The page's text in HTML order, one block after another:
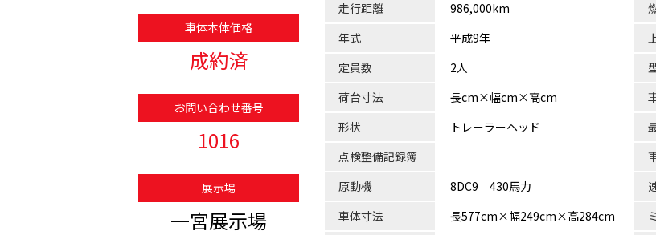
車体本体価格
成約済
お問い合わせ番号
1016
展示場
一宮展示場
走行距離
986,000km
年式
平成9年
定員数
2人
荷台寸法
長cm×幅cm×高cm
形状
トレーラーヘッド
点検整備記録簿
原動機
8DC9 430馬力
車体寸法
長577cm×幅249cm×高284cm